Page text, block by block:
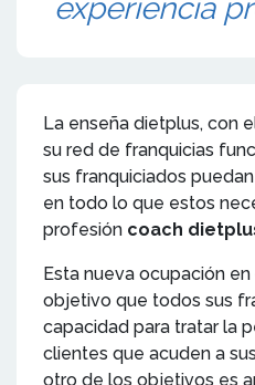
experiencia
La enseña dietplus, con
su red de franquicias
sus franquiciados
en todo lo que estos
profesión coach
Esta nueva ocupación
objetivo que todos sus
capacidad para tratar la
clientes que acuden a
otro de los objetivos es